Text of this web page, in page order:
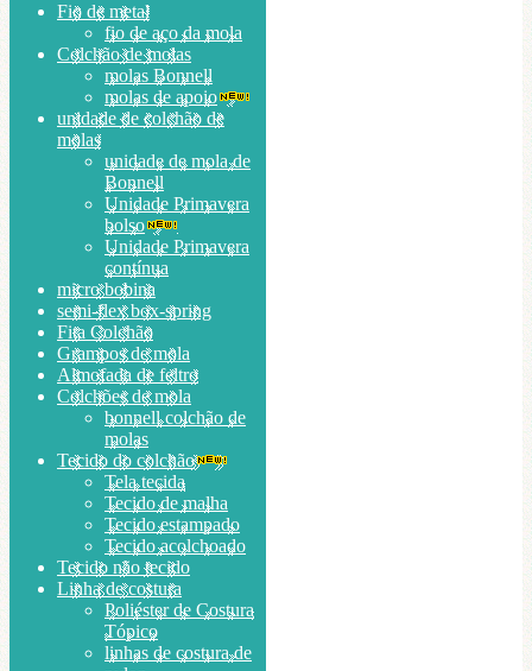
Fio de metal
fio de aço da mola
Colchão de molas
molas Bonnell
molas de apoio
unidade de colchão de
molas
unidade de mola de
Bonnell
Unidade Primavera
bolso
Unidade Primavera
contínua
micro bobina
semi-flex box-spring
Fita Colchão
Grampos de mola
Almofada de feltro
Colchões de mola
bonnell colchão de
molas
Tecido do colchão
Tela tecida
Tecido de malha
Tecido estampado
Tecido acolchoado
Tecido não tecido
Linha de costura
Poliéster de Costura
Tópico
linhas de costura de